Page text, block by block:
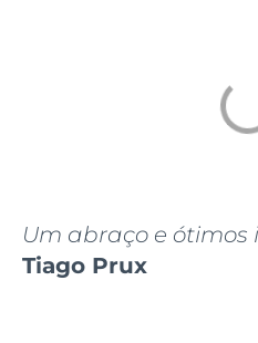
Um abraço e ótimos
Tiago Prux